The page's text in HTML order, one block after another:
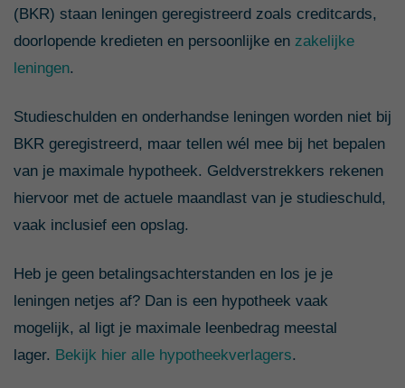
(BKR) staan leningen geregistreerd zoals creditcards,
doorlopende kredieten en persoonlijke en zakelijke
leningen.
Studieschulden en onderhandse leningen worden niet bij
BKR geregistreerd, maar tellen wél mee bij het bepalen
van je maximale hypotheek. Geldverstrekkers rekenen
hiervoor met de actuele maandlast van je studieschuld,
vaak inclusief een opslag.
Heb je geen betalingsachterstanden en los je je
leningen netjes af? Dan is een hypotheek vaak
mogelijk, al ligt je maximale leenbedrag meestal
lager. Bekijk hier alle hypotheekverlagers.